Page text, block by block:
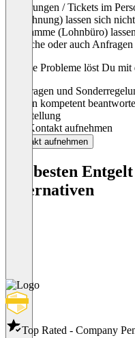
Änderungen / Tickets im
Abrechnung) lassen sich
Programme (Lohnbüro)
Versuche oder auch
Welche Probleme löst Du
Fachfragen und
werden kompetent
Hilfestellung
Jetzt Kontakt aufnehmen
Kontakt aufnehmen
Die besten
Alternativen
Top Rated - Company